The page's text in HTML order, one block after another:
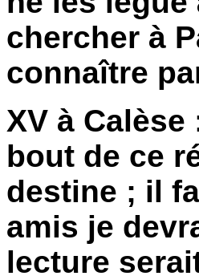
chercher à
connaître
XV à
bout de ce
destine ; il
amis je
lecture